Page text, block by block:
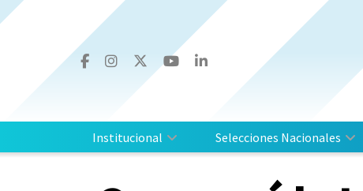
Institucional Selecciones Nacionales